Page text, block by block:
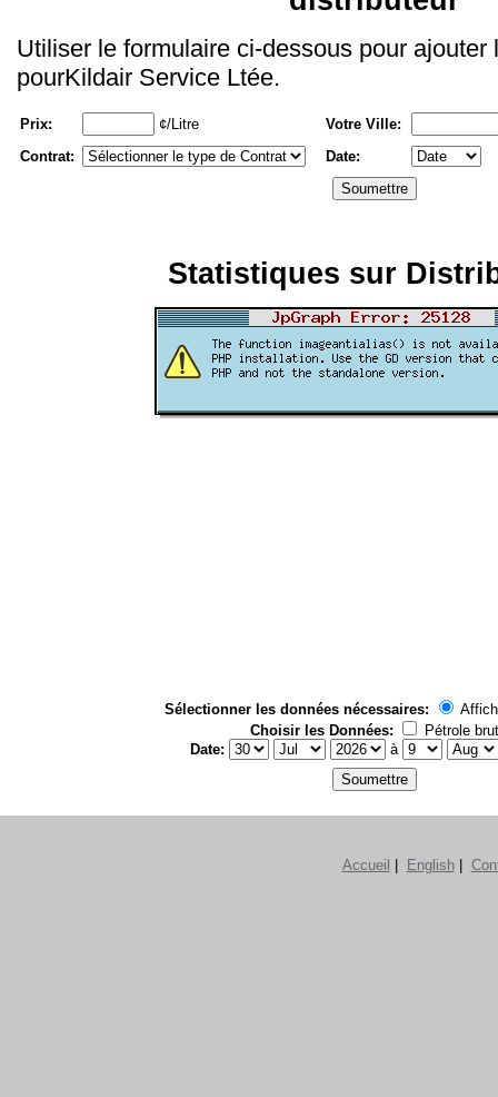
Utiliser le formulaire ci-dessous pour ajouter
pourKildair Service Ltée.
Prix: ¢/Litre
Votre Ville:
Contrat:
Date:
Statistiques sur
Sélectionner les données nécessaires:
Choisir les Données:
Pétrole brut
Date:
à
Accueil English|